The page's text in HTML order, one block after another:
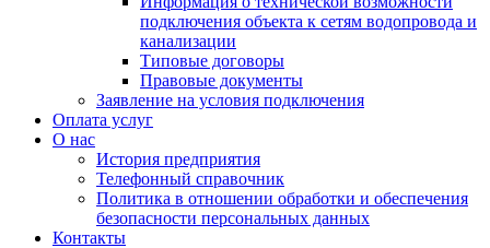
подключения объекта к сетям водопровода и
канализации
Типовые договоры
Правовые документы
Заявление на условия подключения
Оплата услуг
О нас
История предприятия
Телефонный справочник
Политика в отношении обработки и обеспечения
безопасности персональных данных
Контакты